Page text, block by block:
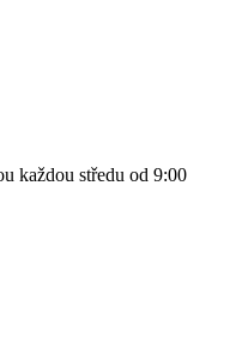
každou středu od 9:00